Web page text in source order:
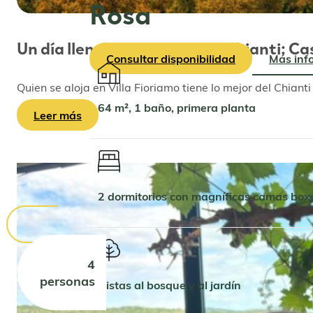
Consultar disponibilidad Más
4
personas
Rosa
64 m², 1 baño, primera planta
2 dormitorios con magníficas camas
Vistas al bosque y al jardín
Un día lleno del encanto del Chianti:
Quien se aloja en Villa Fioriamo tiene lo mejor del
Leer más